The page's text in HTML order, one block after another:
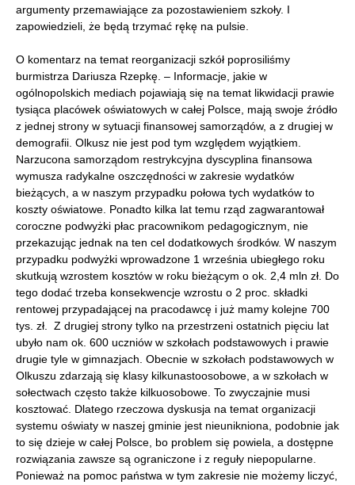
argumenty przemawiające za pozostawieniem szkoły. I
zapowiedzieli, że będą trzymać rękę na pulsie.
O komentarz na temat reorganizacji szkół poprosiliśmy
burmistrza Dariusza Rzepkę. – Informacje, jakie w
ogólnopolskich mediach pojawiają się na temat likwidacji prawie
tysiąca placówek oświatowych w całej Polsce, mają swoje źródło
z jednej strony w sytuacji finansowej samorządów, a z drugiej w
demografii. Olkusz nie jest pod tym względem wyjątkiem.
Narzucona samorządom restrykcyjna dyscyplina finansowa
wymusza radykalne oszczędności w zakresie wydatków
bieżących, a w naszym przypadku połowa tych wydatków to
koszty oświatowe. Ponadto kilka lat temu rząd zagwarantował
coroczne podwyżki płac pracownikom pedagogicznym, nie
przekazując jednak na ten cel dodatkowych środków. W naszym
przypadku podwyżki wprowadzone 1 września ubiegłego roku
skutkują wzrostem kosztów w roku bieżącym o ok. 2,4 mln zł. Do
tego dodać trzeba konsekwencje wzrostu o 2 proc. składki
rentowej przypadającej na pracodawcę i już mamy kolejne 700
tys. zł. Z drugiej strony tylko na przestrzeni ostatnich pięciu lat
ubyło nam ok. 600 uczniów w szkołach podstawowych i prawie
drugie tyle w gimnazjach. Obecnie w szkołach podstawowych w
Olkuszu zdarzają się klasy kilkunastoosobowe, a w szkołach w
sołectwach często także kilkuosobowe. To zwyczajnie musi
kosztować. Dlatego rzeczowa dyskusja na temat organizacji
systemu oświaty w naszej gminie jest nieunikniona, podobnie jak
to się dzieje w całej Polsce, bo problem się powiela, a dostępne
rozwiązania zawsze są ograniczone i z reguły niepopularne.
Ponieważ na pomoc państwa w tym zakresie nie możemy liczyć,